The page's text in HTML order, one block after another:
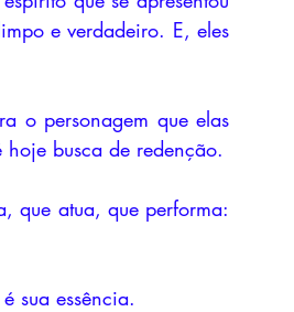
e verdadeiro. E, eles
o personagem que elas
busca de redenção.
que atua, que performa:
sua essência.